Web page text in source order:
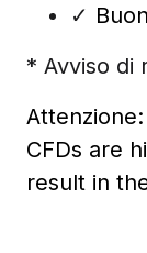
✓
* Avviso di
Attenzione:
CFDs are
result in